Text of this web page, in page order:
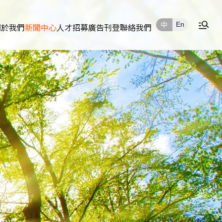
中 En
我們新聞中心人才招募廣告刊登聯絡我們